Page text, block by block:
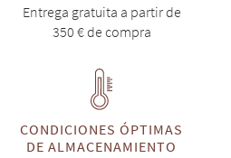
Entrega gratuita a partir de
350 € de compra
CONDICIONES ÓPTIMAS
DE ALMACENAMIENTO